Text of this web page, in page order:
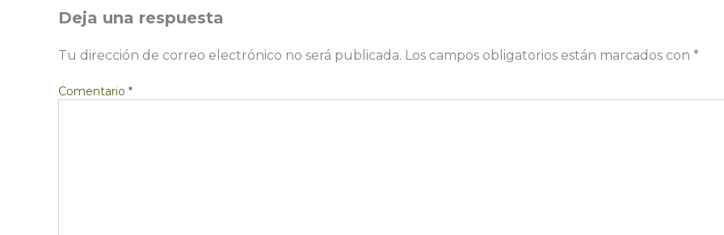
Deja una respuesta
Tu dirección de correo electrónico no será publicada. Los campos obligatorios están marcados con *
Comentario *